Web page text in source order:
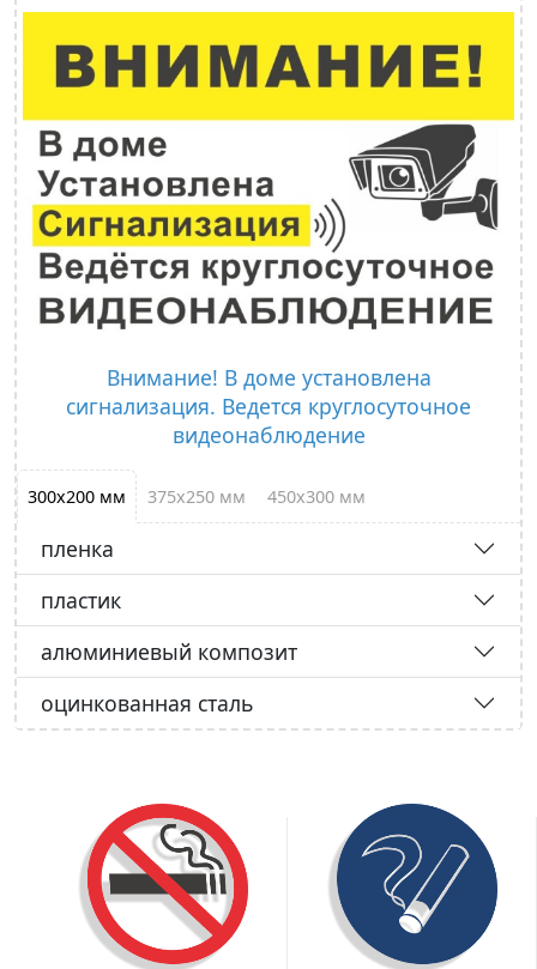
Внимание! В доме установлена
сигнализация. Ведется круглосуточное
видеонаблюдение
300х200 мм 375х250 мм 450х300 мм
пленка
пластик
алюминиевый композит
оцинкованная сталь